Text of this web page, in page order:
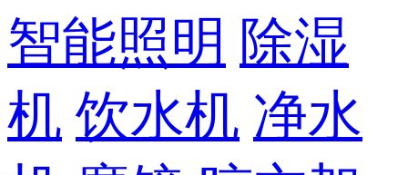
智能照明 除湿
机 饮水机 净水